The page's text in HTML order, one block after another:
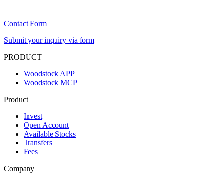
Contact Form
Submit your inquiry via form
PRODUCT
Woodstock APP
Woodstock MCP
Product
Invest
Open Account
Available Stocks
Transfers
Fees
Company